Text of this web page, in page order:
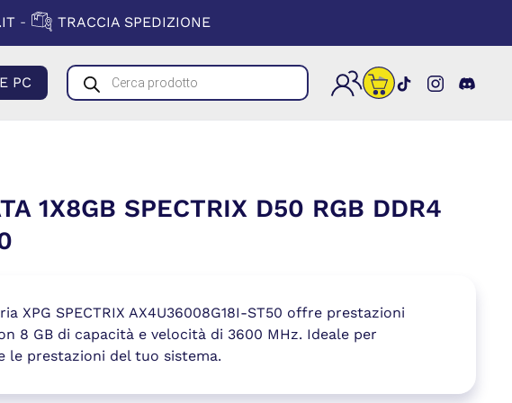
(SI APRE IN UNA NUOVA FINESTRA)
- TRACCIA SPEDIZIONE
PC
Products
search
(si apre in
(si apre
1X8GB SPECTRIX D50 RGB DDR4
XPG SPECTRIX AX4U36008G18I-ST50 offre prestazioni
8 GB di capacità e velocità di 3600 MHz. Ideale per
le prestazioni del tuo sistema.